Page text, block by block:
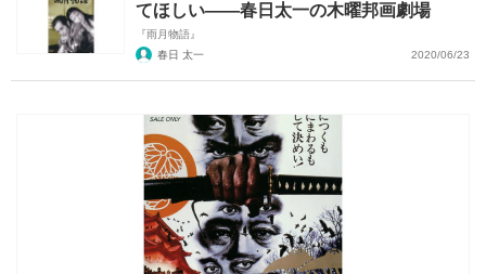
てほしい――春日太一の木曜邦画劇場
『雨月物語』
春日 太一
2020/06/23